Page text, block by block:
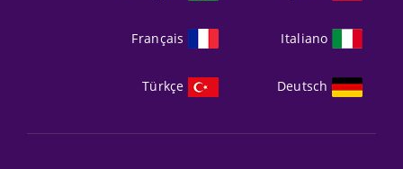
Italiano
Français
Deutsch
Türkçe